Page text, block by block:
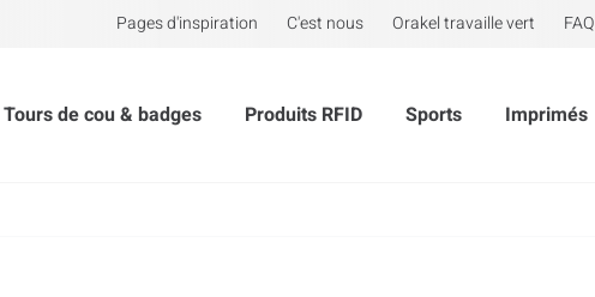
Pages d'inspiration C'est nous Orakel travaille vert FAQ
Tours de cou & badges Produits RFID Sports Imprimés